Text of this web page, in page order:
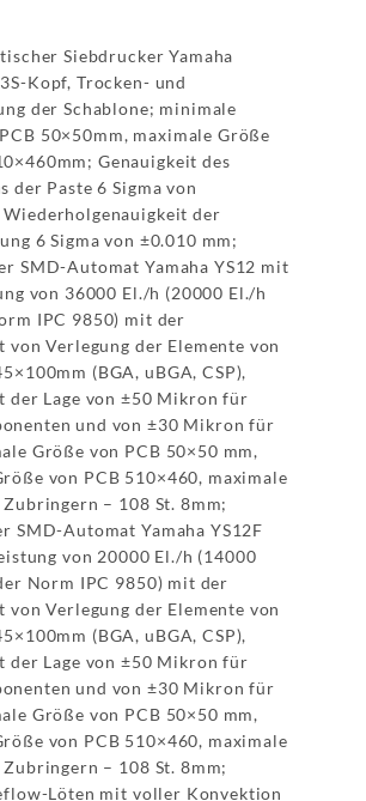
Siebdrucker Yamaha
Kopf, Trocken- und
der Schablone; minimale
50×50mm, maximale Größe
Genauigkeit des
der Paste 6 Sigma von
Wiederholgenauigkeit der
6 Sigma von ±0.010 mm;
SMD-Automat Yamaha YS12 mit
von 36000 El./h (20000 El./h
IPC 9850) mit der
von Verlegung der Elemente von
(BGA, uBGA, CSP),
der Lage von ±50 Mikron für
und von ±30 Mikron für
Größe von PCB 50×50 mm,
von PCB 510×460, maximale
– 108 St. 8mm;
SMD-Automat Yamaha YS12F
von 20000 El./h (14000
Norm IPC 9850) mit der
von Verlegung der Elemente von
(BGA, uBGA, CSP),
der Lage von ±50 Mikron für
und von ±30 Mikron für
Größe von PCB 50×50 mm,
von PCB 510×460, maximale
– 108 St. 8mm;
Löten mit voller Konvektion